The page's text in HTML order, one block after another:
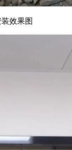
效果图